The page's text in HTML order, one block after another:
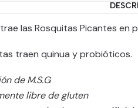
las Rosquitas Picantes
traen quinua y probióticos.
de M.S.G
libre de gluten